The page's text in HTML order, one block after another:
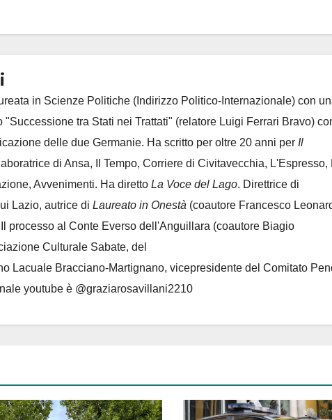
in Scienze Politiche (Indirizzo Politico-Internazionale) con
tra Stati nei Trattati" (relatore Luigi Ferrari Bravo)
delle due Germanie. Ha scritto per oltre 20 anni per Il
di Ansa, Il Tempo, Corriere di Civitavecchia, L'Espresso,
Avvenimenti. Ha diretto La Voce del Lago. Direttrice di
Lazio, autrice di Laureato in Onestà (coautore Francesco
processo al Conte Everso dell'Anguillara (coautore Biagio
Culturale Sabate, del
Lacuale Bracciano-Martignano, vicepresidente del Comitato
youtube è @graziarosavillani2210